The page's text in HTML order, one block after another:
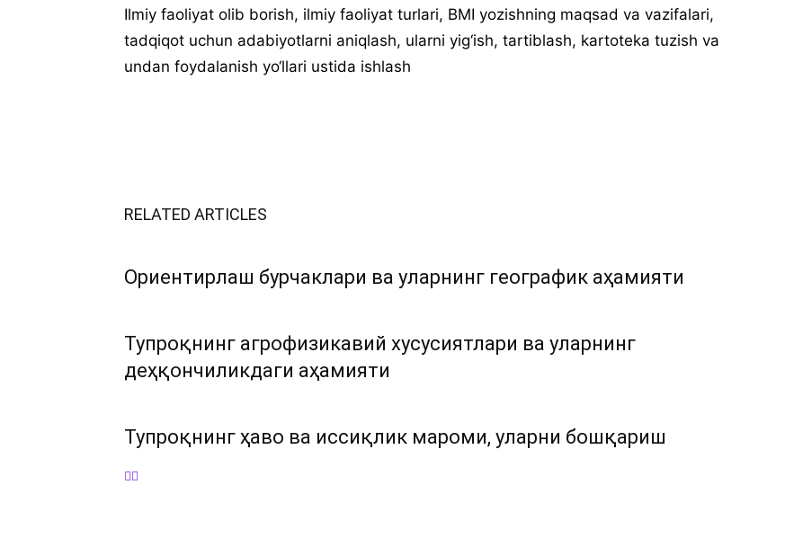
Ilmiy faoliyat olib borish, ilmiy faoliyat turlari, BMI yozishning maqsad va vazifalari,
tadqiqоt uchun adabiyotlarni aniqlash, ularni yig‘ish, tartiblash, kartоteka tuzish va
undan fоydalanish yo‘llari ustida ishlash
RELATED ARTICLES
Ориентирлаш бурчаклари ва уларнинг географик аҳамияти
Тупроқнинг агрофизикавий хусусиятлари ва уларнинг
деҳқончиликдаги аҳамияти
Тупроқнинг ҳаво ва иссиқлик мароми, уларни бошқариш